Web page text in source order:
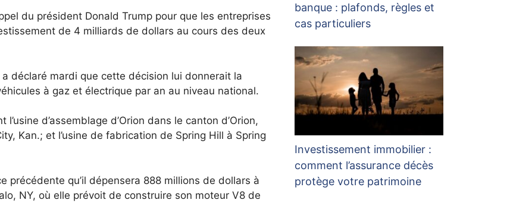
du président Donald Trump pour que les entreprises
de 4 milliards de dollars au cours des deux
déclaré mardi que cette décision lui donnerait la
à gaz et électrique par an au niveau national.
d’assemblage d’Orion dans le canton d’Orion,
Kan.; et l’usine de fabrication de Spring Hill à Spring
précédente qu’il dépensera 888 millions de dollars à
NY, où elle prévoit de construire son moteur V8 de
banque : plafonds, règles et
cas particuliers
Investissement immobilier :
comment l’assurance décès
protège votre patrimoine